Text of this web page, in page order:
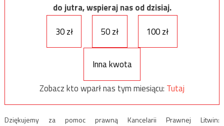
do jutra, wspieraj nas od dzisiaj.
30 zł
50 zł 100 zł
Inna kwota
Zobacz kto wparł nas tym miesiącu: Tutaj
Dziękujemy za pomoc prawną Kancelarii Prawnej Litwin: